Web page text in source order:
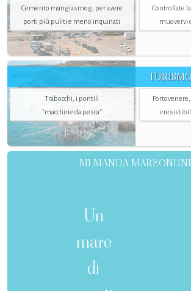
Cemento mangiasmog, per avere
porti più puliti e meno inquinati
Controllate
muovervi
Trabocchi, i pontili
"macchine da pesca"
MI MANDA
Un
mare
di